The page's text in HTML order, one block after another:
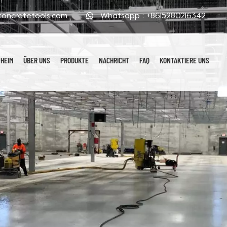
Whatsapp :+8615280216342
HEIM ÜBER UNS PRODUKTE NACHRICHT FAQ KONTAKTIERE UNS